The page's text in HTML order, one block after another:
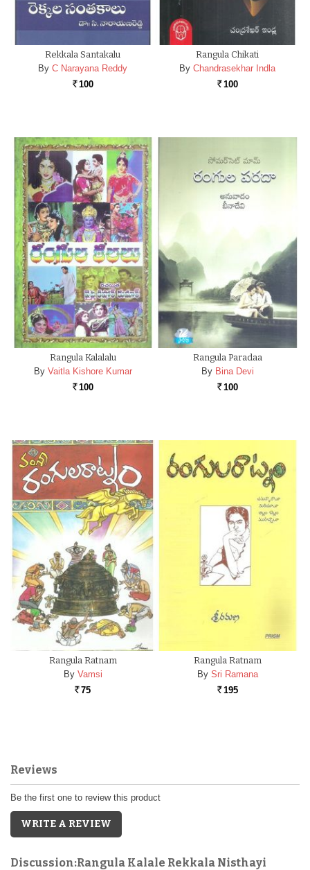
Rekkala Santakalu
By C Narayana Reddy
Rs. 100
Rangula Chikati
By Chandrasekhar Indla
Rs. 100
Rangula Kalalalu
By Vaitla Kishore Kumar
Rs. 100
Rangula Paradaa
By Bina Devi
Rs. 100
Rangula Ratnam
By Vamsi
Rs. 75
Rangula Ratnam
By Sri Ramana
Rs. 195
Reviews
Be the first one to review this product
WRITE A REVIEW
Discussion:Rangula Kalale Rekkala Nisthayi